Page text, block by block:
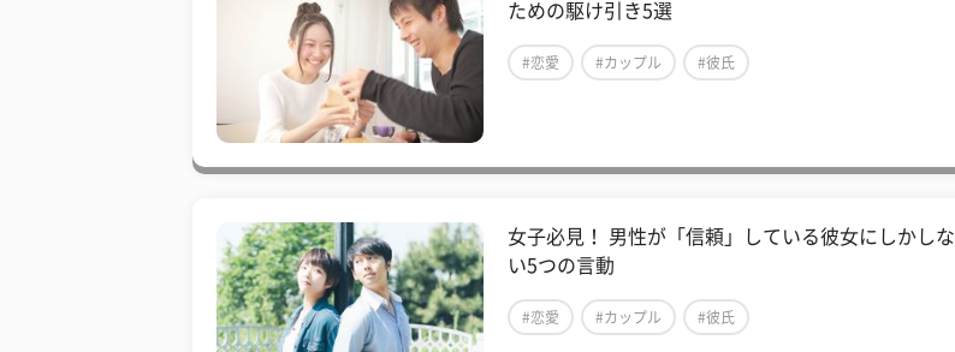
ための駆け引き5選
#恋愛 #カップル #彼氏
女子必見！ 男性が「信頼」している彼女にしかしな
い5つの言動
#恋愛 #カップル #彼氏